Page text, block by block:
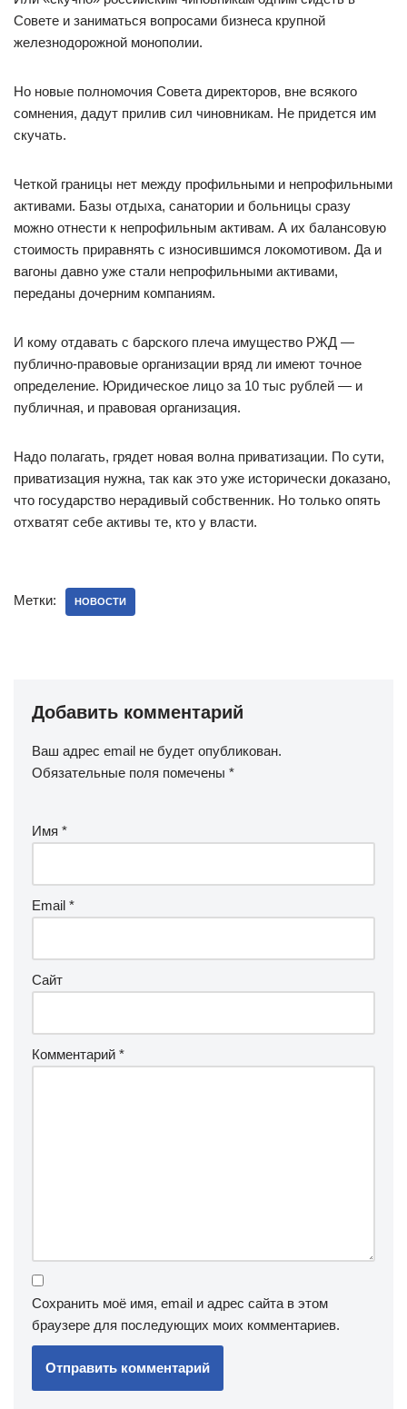
Совете и заниматься вопросами бизнеса крупной
железнодорожной монополии.
Но новые полномочия Совета директоров, вне всякого
сомнения, дадут прилив сил чиновникам. Не придется им
скучать.
Четкой границы нет между профильными и непрофильными
активами. Базы отдыха, санатории и больницы сразу
можно отнести к непрофильным активам. А их балансовую
стоимость приравнять с износившимся локомотивом. Да и
вагоны давно уже стали непрофильными активами,
переданы дочерним компаниям.
И кому отдавать с барского плеча имущество РЖД —
публично-правовые организации вряд ли имеют точное
определение. Юридическое лицо за 10 тыс рублей — и
публичная, и правовая организация.
Надо полагать, грядет новая волна приватизации. По сути,
приватизация нужна, так как это уже исторически доказано,
что государство нерадивый собственник. Но только опять
отхватят себе активы те, кто у власти.
Метки: НОВОСТИ
Добавить комментарий
Ваш адрес email не будет опубликован.
Обязательные поля помечены *
Имя *
Email *
Сайт
Комментарий *
Сохранить моё имя, email и адрес сайта в этом
браузере для последующих моих комментариев.